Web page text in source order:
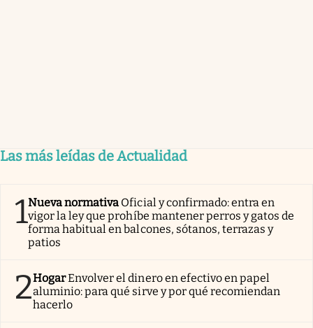
Las más leídas de Actualidad
1Nueva normativa Oficial y confirmado: entra en
vigor la ley que prohíbe mantener perros y gatos de
forma habitual en balcones, sótanos, terrazas y
patios
2HogarEnvolver el dinero en efectivo en papel
aluminio: para qué sirve y por qué recomiendan
hacerlo